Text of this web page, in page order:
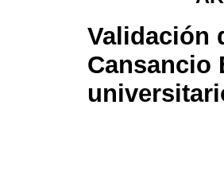
Validación
Cansancio